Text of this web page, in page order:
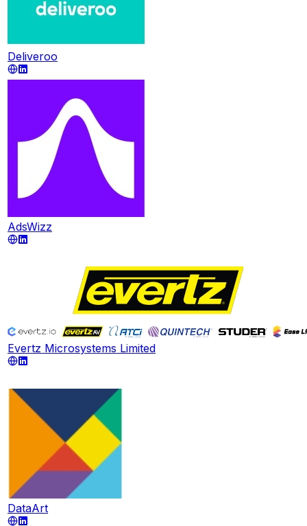
Deliveroo
AdsWizz
Evertz Microsystems Limited
DataArt